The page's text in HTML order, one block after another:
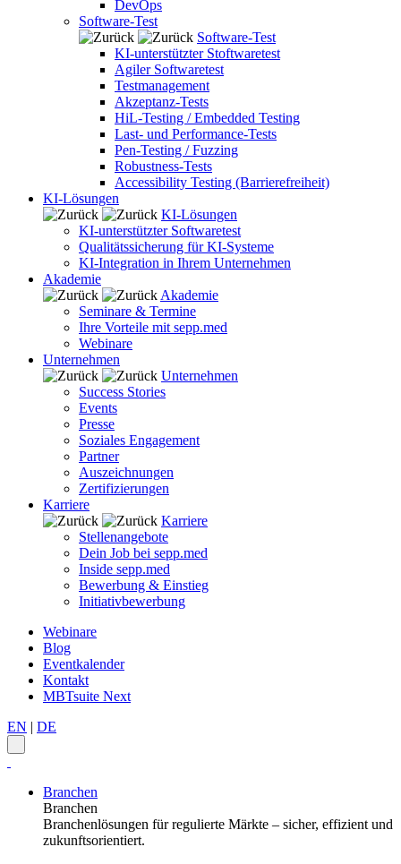
DevOps
Software-Test
Software-Test
KI-unterstützter Stoftwaretest
Agiler Softwaretest
Testmanagement
Akzeptanz-Tests
HiL-Testing / Embedded Testing
Last- und Performance-Tests
Pen-Testing / Fuzzing
Robustness-Tests
Accessibility Testing (Barrierefreiheit)
KI-Lösungen
KI-Lösungen
KI-unterstützter Softwaretest
Qualitätssicherung für KI-Systeme
KI-Integration in Ihrem Unternehmen
Akademie
Akademie
Seminare & Termine
Ihre Vorteile mit sepp.med
Webinare
Unternehmen
Unternehmen
Success Stories
Events
Presse
Soziales Engagement
Partner
Auszeichnungen
Zertifizierungen
Karriere
Karriere
Stellenangebote
Dein Job bei sepp.med
Inside sepp.med
Bewerbung & Einstieg
Initiativbewerbung
Webinare
Blog
Eventkalender
Kontakt
MBTsuite Next
EN | DE
Branchen
Branchen
Branchenlösungen für regulierte Märkte – sicher, effizient und
zukunftsorientiert.